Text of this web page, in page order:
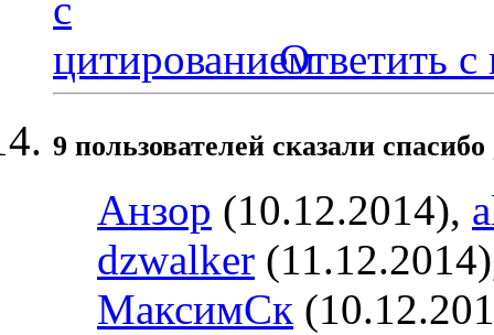
Ответить с
9 пользователей сказали
Анзор (10.12.2014),
dzwalker
МаксимСк